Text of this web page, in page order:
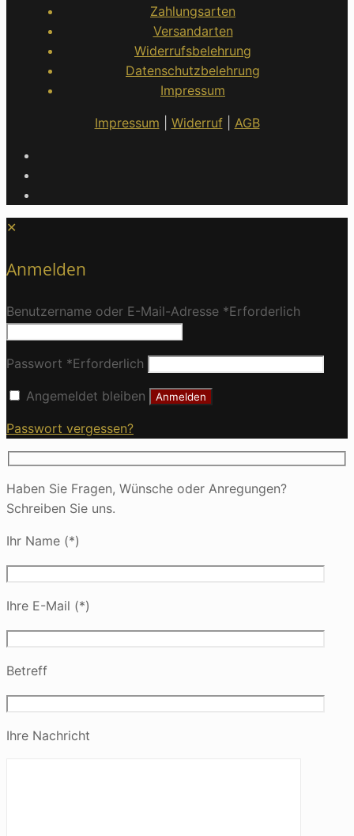
Zahlungsarten
Versandarten
Widerrufsbelehrung
Datenschutzbelehrung
Impressum
Impressum Widerruf| AGB
✕
Anmelden
Benutzername oder E-Mail-Adresse *Erforderlich
Passwort *Erforderlich
Angemeldet bleiben Anmelden
Passwort vergessen?
Haben Sie Fragen, Wünsche oder Anregungen?
Schreiben Sie uns.
Ihr Name (*)
Ihre E-Mail (*)
Betreff
Ihre Nachricht